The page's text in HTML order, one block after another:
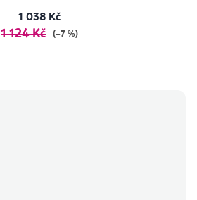
1 038 Kč
1 124 Kč (–7 %)